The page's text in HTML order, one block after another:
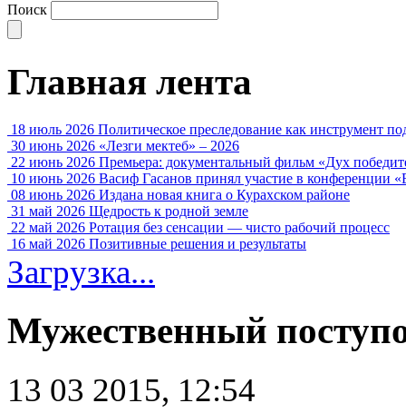
Поиск
Главная лента
18 июль 2026 Политическое преследование как инструмент
30 июнь 2026 «Лезги мектеб» – 2026
22 июнь 2026 Премьера: документальный фильм «Дух
10 июнь 2026 Васиф Гасанов принял участие в конференции
08 июнь 2026 Издана новая книга о Курахском районе
31 май 2026 Щедрость к родной земле
22 май 2026 Ротация без сенсации — чисто рабочий процесс
16 май 2026 Позитивные решения и результаты
Загрузка...
Мужественный
13 03 2015, 12:54